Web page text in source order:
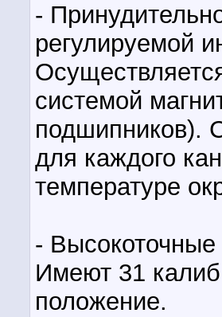
-
регулируемой
системой
подшипников).
для каждого
температуре
-
Имеют 31
положение.